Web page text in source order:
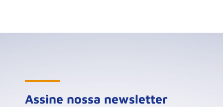
Assine nossa newsletter